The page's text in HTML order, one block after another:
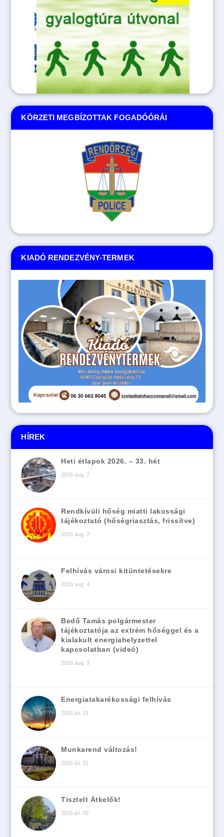
HÍREK
Heti étlapok 2026. – 33. hét
2026 aug. 7
Rendkívüli hőség miatti lakossági
tájékoztató (hőségriasztás, frissítve)
2026 aug. 7
Felhívás városi kitüntetésekre
2026 aug. 4
Bedő Tamás polgármester
tájékoztatója az extrém hőséggel és a
kialakult energiahelyzettel
kapcsolatban (videó)
2026 aug. 3
Energiatakarékossági felhívás
2026 júl. 31
Munkarend változás!
2026 júl. 31
Tisztelt Átkelők!
2026 júl. 30
KIADÓ RENDEZVÉNY-TERMEK
KÖRZETI MEGBÍZOTTAK FOGADÓÓRÁI